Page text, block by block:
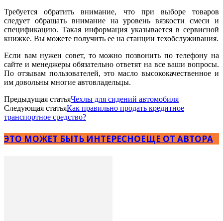
Требуется обратить внимание, что при выборе товаров
следует обращать внимание на уровень вязкости смеси и
спецификацию. Такая информация указывается в сервисной
книжке. Вы можете получить ее на станции техобслуживания.
Если вам нужен совет, то можно позвонить по телефону на
сайте и менеджеры обязательно ответят на все ваши вопросы.
По отзывам пользователей, это масло высококачественное и
им довольны многие автовладельцы.
Предыдущая статьяЧехлы для сидений автомобиля
Следующая статьяКак правильно продать кредитное
транспортное средство?
ЭТО МОЖЕТ БЫТЬ ИНТЕРЕСНОЕЩЕ ОТ АВТОРА